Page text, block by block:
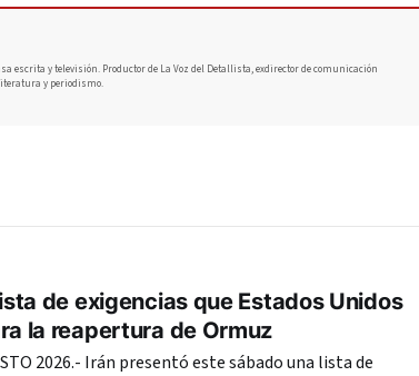
escrita y televisión. Productor de La Voz del Detallista, exdirector de comunicación
y periodismo.
de exigencias que Estados Unidos
la reapertura de Ormuz
2026.- Irán presentó este sábado una lista de